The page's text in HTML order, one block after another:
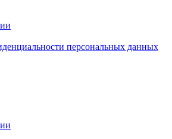
персональных данных